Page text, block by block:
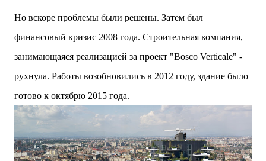
Но вскоре проблемы были решены. Затем был
финансовый кризис 2008 года. Строительная компания,
занимающаяся реализацией за проект "Bosco Verticale" -
рухнула. Работы возобновились в 2012 году, здание было
готово к октябрю 2015 года.